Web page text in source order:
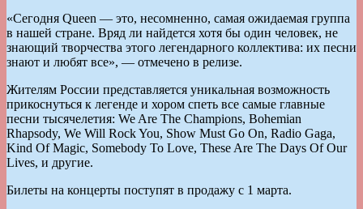
«Сегодня Queen — это, несомненно, самая ожидаемая группа
в нашей стране. Вряд ли найдется хотя бы один человек, не
знающий творчества этого легендарного коллектива: их песни
знают и любят все», — отмечено в релизе.
Жителям России представляется уникальная возможность
прикоснуться к легенде и хором спеть все самые главные
песни тысячелетия: We Are The Champions, Bohemian
Rhapsody, We Will Rock You, Show Must Go On, Radio Gaga,
Kind Of Magic, Somebody To Love, These Are The Days Of Our
Lives, и другие.
Билеты на концерты поступят в продажу с 1 марта.